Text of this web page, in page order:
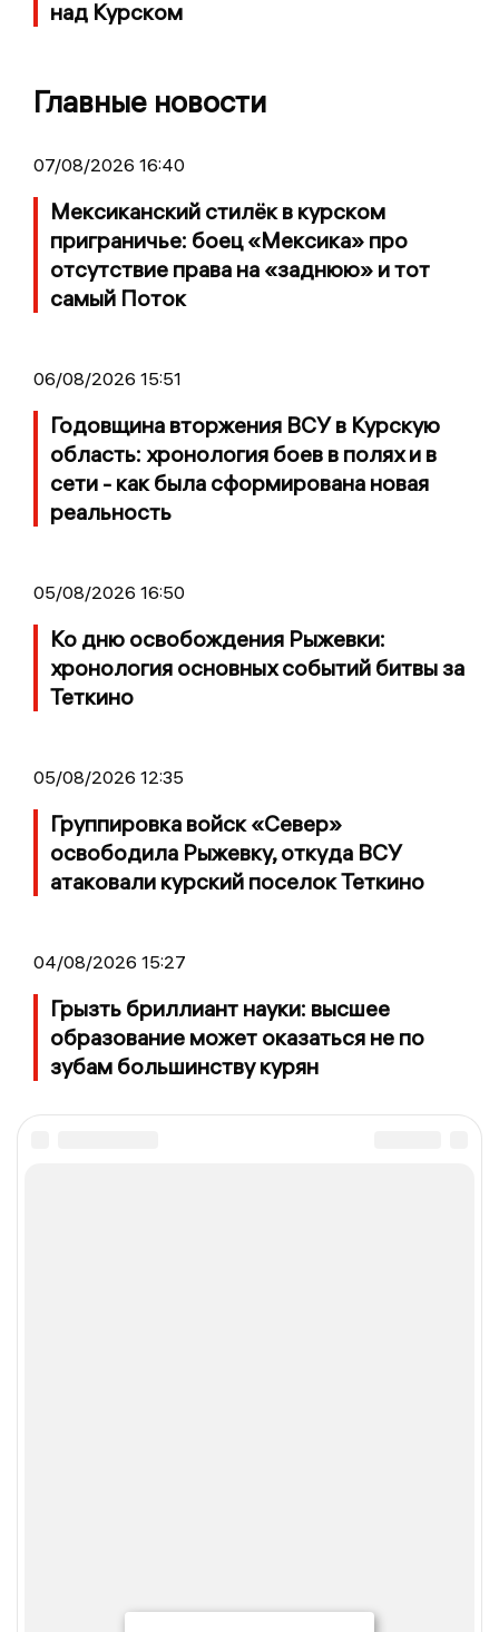
над Курском
Главные новости
07/08/2026 16:40
Мексиканский стилёк в курском
приграничье: боец «Мексика» про
отсутствие права на «заднюю» и тот
самый Поток
06/08/2026 15:51
Годовщина вторжения ВСУ в Курскую
область: хронология боев в полях и в
сети - как была сформирована новая
реальность
05/08/2026 16:50
Ко дню освобождения Рыжевки:
хронология основных событий битвы за
Теткино
05/08/2026 12:35
Группировка войск «Север»
освободила Рыжевку, откуда ВСУ
атаковали курский поселок Теткино
04/08/2026 15:27
Грызть бриллиант науки: высшее
образование может оказаться не по
зубам большинству курян